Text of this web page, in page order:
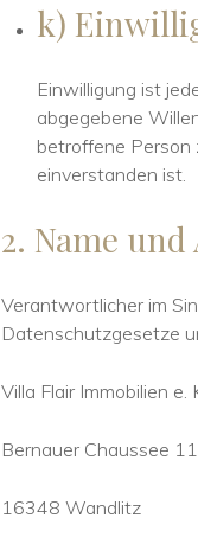
k)
Einwilligung ist
abgegebene
betroffene Person
einverstanden ist.
2. Name
Verantwortlicher im
Datenschutzgesetze
Villa Flair Immobilien e.
Bernauer Chaussee 11
16348 Wandlitz